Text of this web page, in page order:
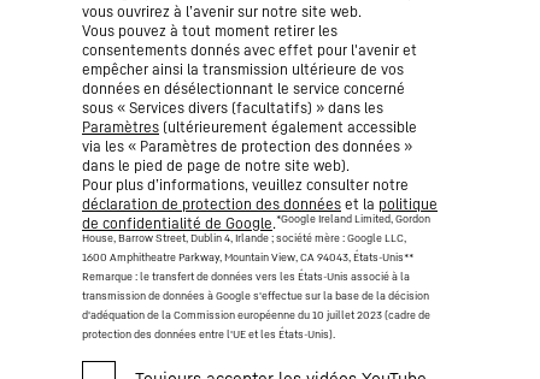
vous ouvrirez à l’avenir sur notre site web.
Vous pouvez à tout moment retirer les
consentements donnés avec effet pour l'avenir et
empêcher ainsi la transmission ultérieure de vos
données en désélectionnant le service concerné
sous « Services divers (facultatifs) » dans les
Paramètres (ultérieurement également accessible
via les « Paramètres de protection des données »
dans le pied de page de notre site web).
Pour plus d’informations, veuillez consulter notre
déclaration de protection des données et la politique
de confidentialité de Google.*Google Ireland Limited, Gordon
House, Barrow Street, Dublin 4, Irlande ; société mère : Google LLC,
1600 Amphitheatre Parkway, Mountain View, CA 94043, États-Unis**
Remarque : le transfert de données vers les États-Unis associé à la
transmission de données à Google s'effectue sur la base de la décision
d'adéquation de la Commission européenne du 10 juillet 2023 (cadre de
protection des données entre l'UE et les États-Unis).